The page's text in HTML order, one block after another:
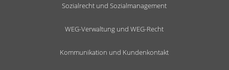
Sozialrecht und Sozialmanagement
WEG-Verwaltung und WEG-Recht
Kommunikation und Kundenkontakt